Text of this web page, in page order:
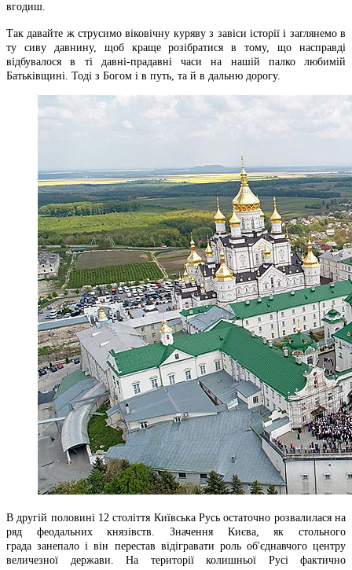
вгодиш.
Так давайте ж струсимо віковічну куряву з завіси історії і заглянемо в
ту сиву давнину, щоб краще розібратися в тому, що насправді
відбувалося в ті давні-прадавні часи на нашій палко любимій
Батьківщині. Тоді з Богом і в путь, та й в дальню дорогу.
В другій половині 12 століття Київська Русь остаточно розвалилася на
ряд феодальних князівств. Значення Києва, як стольного
града занепало і він перестав відігравати роль об'єднавчого центру
величезної держави. На території колишньої Русі фактично